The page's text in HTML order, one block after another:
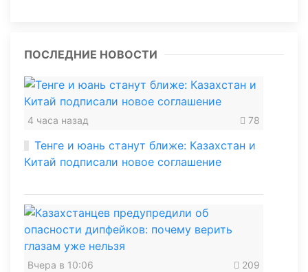
ПОСЛЕДНИЕ НОВОСТИ
4 часа назад 78
Тенге и юань станут ближе: Казахстан и
Китай подписали новое соглашение
Вчера в 10:06 209